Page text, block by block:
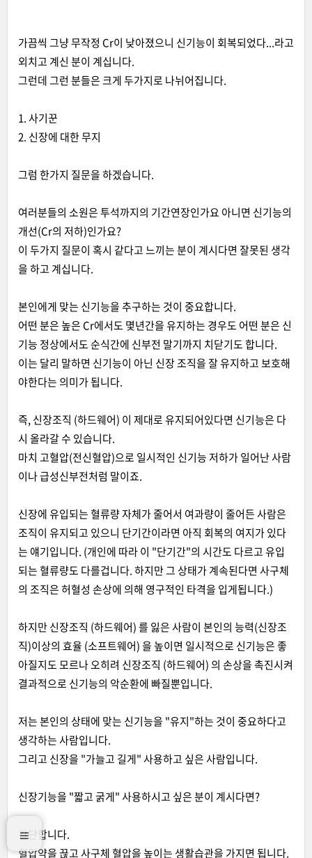
가끔씩 그냥 무작정 Cr이 낮아졌으니 신기능이 회복되었다...라고
외치고 계신 분이 계십니다.
그런데 그런 분들은 크게 두가지로 나뉘어집니다.
1. 사기꾼
2. 신장에 대한 무지
그럼 한가지 질문을 하겠습니다.
여러분들의 소원은 투석까지의 기간연장인가요 아니면 신기능의
개선(Cr의 저하)인가요?
이 두가지 질문이 혹시 같다고 느끼는 분이 계시다면 잘못된 생각
을 하고 계십니다.
본인에게 맞는 신기능을 추구하는 것이 중요합니다.
어떤 분은 높은 Cr에서도 몇년간을 유지하는 경우도 어떤 분은 신
기능 정상에서도 순식간에 신부전 말기까지 치닫기도 합니다.
이는 달리 말하면 신기능이 아닌 신장 조직을 잘 유지하고 보호해
야한다는 의미가 됩니다.
즉, 신장조직 (하드웨어) 이 제대로 유지되어있다면 신기능은 다
시 올라갈 수 있습니다.
마치 고혈압(전신혈압)으로 일시적인 신기능 저하가 일어난 사람
이나 급성신부전처럼 말이죠.
신장에 유입되는 혈류량 자체가 줄어서 여과량이 줄어든 사람은
조직이 유지되고 있으니 단기간이라면 아직 회복의 여지가 있다
는 얘기입니다. (개인에 따라 이 "단기간"의 시간도 다르고 유입
되는 혈류량도 다를겁니다. 하지만 그 상태가 계속된다면 사구체
의 조직은 허혈성 손상에 의해 영구적인 타격을 입게됩니다.)
하지만 신장조직 (하드웨어) 를 잃은 사람이 본인의 능력(신장조
직)이상의 효율 (소프트웨어) 을 높이면 일시적으로 신기능은 좋
아질지도 모르나 오히려 신장조직 (하드웨어) 의 손상을 촉진시켜
결과적으로 신기능의 악순환에 빠질뿐입니다.
저는 본인의 상태에 맞는 신기능을 "유지"하는 것이 중요하다고
생각하는 사람입니다.
그리고 신장을 "가늘고 길게" 사용하고 싶은 사람입니다.
신장기능을 "짧고 굵게" 사용하시고 싶은 분이 계시다면?
간단합니다.
혈압약을 끊고 사구체 혈압을 높이는 생활습관을 가지면 됩니다.